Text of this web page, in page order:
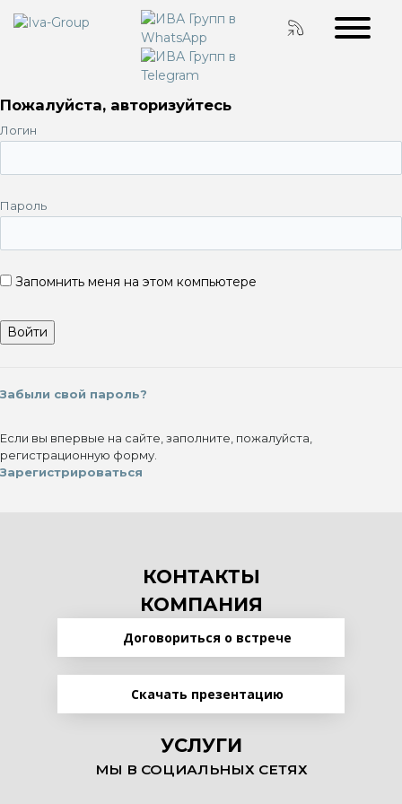
Пожалуйста, авторизуйтесь
Логин
Пароль
Запомнить меня на этом компьютере
Забыли свой пароль?
Если вы впервые на сайте, заполните, пожалуйста,
регистрационную форму.
Зарегистрироваться
КОНТАКТЫ
КОМПАНИЯ
Договориться о встрече
Скачать презентацию
УСЛУГИ
МЫ В СОЦИАЛЬНЫХ СЕТЯХ